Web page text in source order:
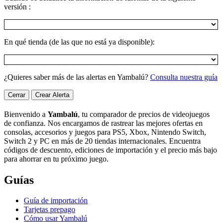
versión :
En qué tienda (de las que no está ya disponible):
¿Quieres saber más de las alertas en Yambalú? Consulta nuestra guía
Cerrar Crear Alerta
Bienvenido a Yambalú, tu comparador de precios de videojuegos
de confianza. Nos encargamos de rastrear las mejores ofertas en
consolas, accesorios y juegos para PS5, Xbox, Nintendo Switch,
Switch 2 y PC en más de 20 tiendas internacionales. Encuentra
códigos de descuento, ediciones de importación y el precio más bajo
para ahorrar en tu próximo juego.
Guías
Guía de importación
Tarjetas prepago
Cómo usar Yambalú